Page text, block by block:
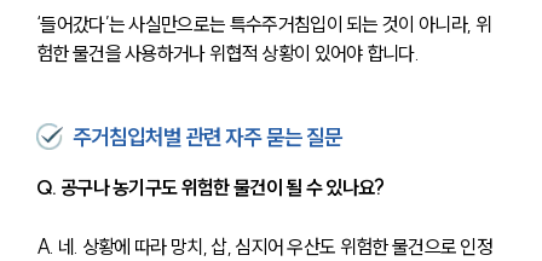
‘들어갔다’는 사실만으로는 특수주거침입이 되는 것이 아니라, 위
험한 물건을 사용하거나 위협적 상황이 있어야 합니다.
주거침입처벌 관련 자주 묻는 질문
Q. 공구나 농기구도 위험한 물건이 될 수 있나요?
A. 네. 상황에 따라 망치, 삽, 심지어 우산도 위험한 물건으로 인정